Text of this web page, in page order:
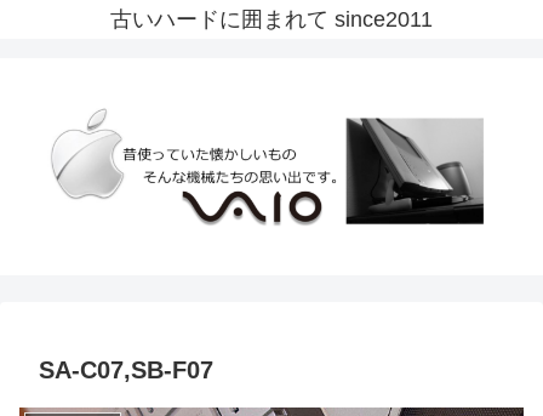
古いハードに囲まれて since2011
SA-C07,SB-F07